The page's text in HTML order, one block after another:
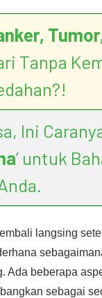
Tanpa
Ini
’ untuk
langsing
Ada beberapa
sebagai